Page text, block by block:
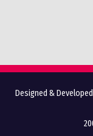
Designed &